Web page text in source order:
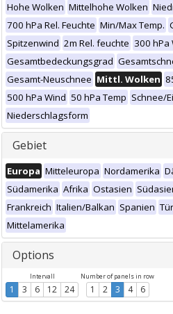
Hohe Wolken Mittelhohe Wolken
700 hPa Rel. Feuchte Min/Max Temp.
Spitzenwind 2m Rel. feuchte 300 hPa
Gesamtbedeckungsgrad
Gesamt-Neuschnee Mittl. Wolken
500 hPa Wind 50 hPa Temp Schnee/
Niederschlagsform
Gebiet
Europa Mitteleuropa Nordamerika
Südamerika Afrika Ostasien
Frankreich Italien/Balkan Spanien
Mittelamerika
Options
Intervall
1 3 6 12 24
Number of panels in row
1 2 3 4 6